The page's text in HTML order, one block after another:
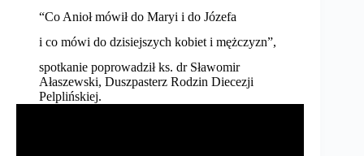
“Co Anioł mówił do Maryi i do Józefa
i co mówi do dzisiejszych kobiet i mężczyzn”,
spotkanie poprowadził ks. dr Sławomir
Ałaszewski, Duszpasterz Rodzin Diecezji
Pelplińskiej.